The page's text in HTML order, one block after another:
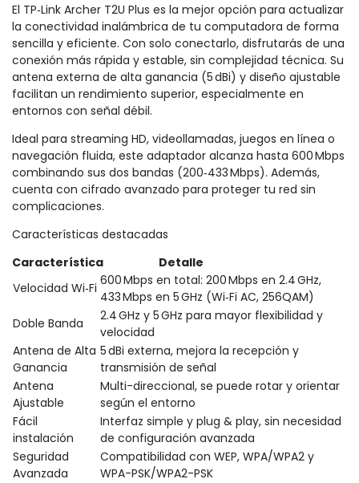
El TP‑Link Archer T2U Plus es la mejor opción para actualizar
la conectividad inalámbrica de tu computadora de forma
sencilla y eficiente. Con solo conectarlo, disfrutarás de una
conexión más rápida y estable, sin complejidad técnica. Su
antena externa de alta ganancia (5 dBi) y diseño ajustable
facilitan un rendimiento superior, especialmente en
entornos con señal débil.
Ideal para streaming HD, videollamadas, juegos en línea o
navegación fluida, este adaptador alcanza hasta 600 Mbps
combinando sus dos bandas (200‑433 Mbps). Además,
cuenta con cifrado avanzado para proteger tu red sin
complicaciones.
Características destacadas
Característica Detalle
Velocidad Wi‑Fi 600 Mbps en total: 200 Mbps en 2.4 GHz,
433 Mbps en 5 GHz (Wi‑Fi AC, 256QAM)
Doble Banda
2.4 GHz y 5 GHz para mayor flexibilidad y
velocidad
Antena de Alta
Ganancia
5 dBi externa, mejora la recepción y
transmisión de señal
Antena
Ajustable
Multi-direccional, se puede rotar y orientar
según el entorno
Fácil
instalación
Interfaz simple y plug & play, sin necesidad
de configuración avanzada
Seguridad
Avanzada
Compatibilidad con WEP, WPA/WPA2 y
WPA-PSK/WPA2-PSK